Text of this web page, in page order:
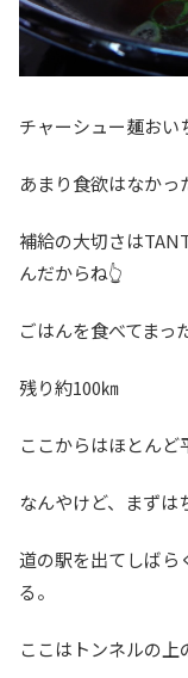
チャーシュー麺おい
あまり食欲はなかっ
補給の大切さは
んだからね👆
ごはんを食べてまっ
残り約100㎞
ここからはほとんど
なんやけど、まずは
道の駅を出てしばら
る。
ここはトンネルの上